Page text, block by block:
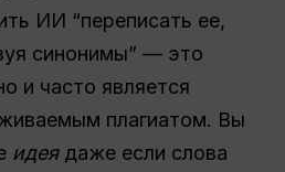
ИИ “переписать ее,
синонимы” — это
и часто является
плагиатом. Вы
идеядаже если слова